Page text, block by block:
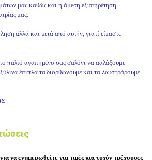
μας καθώς και η άμεση εξυπηρέτηση
μας.
αλλά και μετά από αυτήν, γιατί είμαστε
παλιό αγαπημένο σας σαλόνι να ααλάξουμε
έπιπλα τα διορθώνουμε και τα λουστράρουμε.
να ενημερωθείτε για τιμές και τυχόν τρέχουσες